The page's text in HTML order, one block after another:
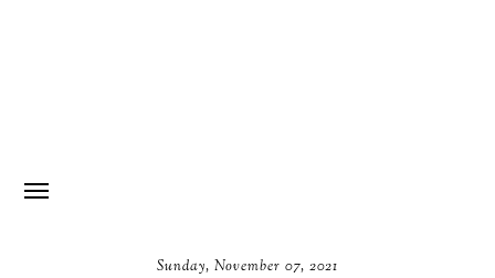
Sunday, November 07, 2021